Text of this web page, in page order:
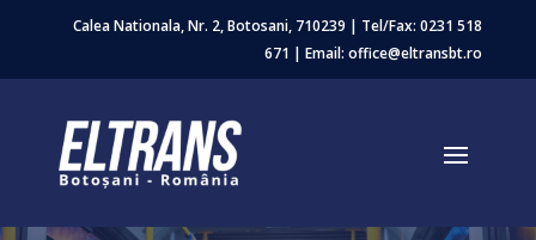
Calea Nationala, Nr. 2, Botosani, 710239 | Tel/Fax:0231 518
671 | Email: office@eltransbt.ro